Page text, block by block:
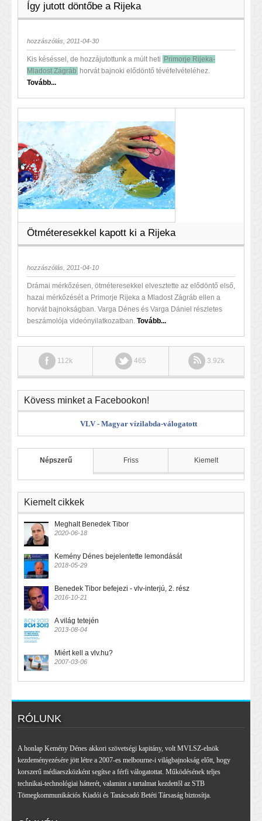
Így jutott döntőbe a Rijeka
hozzászólás, 2011-04-30
Kis késéssel, de hozzájutottunk a múlt heti Primorje Rijeka-
Mladost Zágráb horvát bajnoki elődöntő tévéfelvételéhez.
Tovább...
Ötméteresekkel kapott ki a Rijeka
hozzászólás, 2011-04-10
Drámai mérkőzésen, ötméteresekkel elvesztette az elődöntő első,
hazai mérkőzését a Primorje Rijeka a Mladost Zágráb ellen a
horvát bajnokságban. Varga Dénes és Varga Dániel részletes
beszámolója videónyilatkozatban. Tovább...
112k 465 3.92k
Kövess minket a Facebookon!
VLV - Magyar vízilabda-válogatott
Népszerű Friss Kiemelt
Kiemelt cikkek
Meghalt Benedek Tibor
2020-06-18
Kemény Dénes bejelentette lemondását
2018-05-29
Benedek Tibor befejezi - vlv-interjú, 2. rész
2016-10-21
A világ tetején
2013-08-04
Miért kell a vlv.hu?
2007-03-06
RÓLUNK
A honlap Kemény Dénes akkori szövetségi kapitány, volt MVLSZ-elnök
kezdeményezésére jött létre a 2007-es melbourne-i világbajnokság előtt, hogy
korszerű médiaeszközként segítse a férfi válogatottat. Működésének teljes
technikai-technológiai hátterét, valamint a tartalmat kezdettől az STB
Tömegkommunikációs Kiadói és Tanácsadó Betéti Társaság biztosítja.